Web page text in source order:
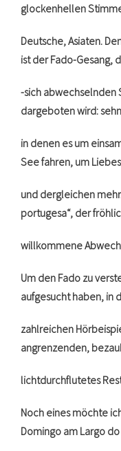
glockenhellen
Deutsche, Asiaten.
ist der Fado-Gesang,
-sich abwechselnden
dargeboten wird:
in denen es um
See fahren, um
und dergleichen
portugesa“, der
willkommene
Um den Fado zu
aufgesucht haben, in
zahlreichen
angrenzenden,
lichtdurchflutetes
Noch eines möchte
Domingo am Largo